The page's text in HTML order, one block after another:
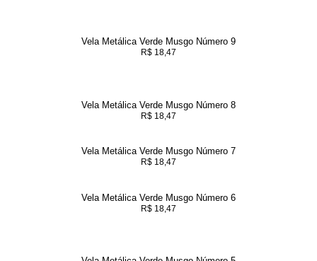
Vela Metálica Verde Musgo Número 9
R$ 18,47
Vela Metálica Verde Musgo Número 8
R$ 18,47
Vela Metálica Verde Musgo Número 7
R$ 18,47
Vela Metálica Verde Musgo Número 6
R$ 18,47